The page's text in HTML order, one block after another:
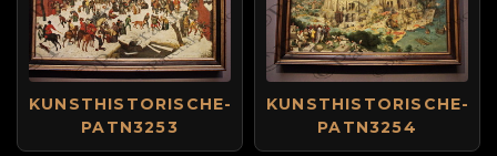
KUNSTHISTORISCHE-
PATN3253
KUNSTHISTORISCHE-
PATN3254